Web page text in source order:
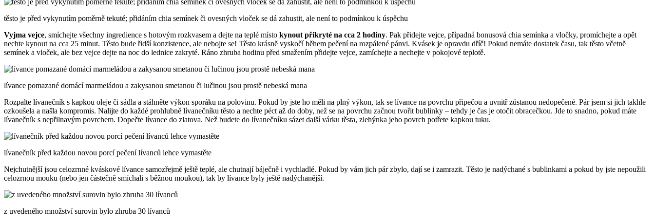
těsto je před vykynutím poměrně tekuté; přidáním chia semínek či ovesných vloček se dá zahustit, ale není to podmínkou k úspěchu
Vyjma vejce, smíchejte všechny ingredience s hotovým rozkvasem a dejte na teplé místo kynout přikryté na cca 2 hodiny. Pak přidejte vejce, případná bonusová chia semínka a vločky, promíchejte a opět
nechte kynout na cca 25 minut. Těsto bude řidší konzistence, ale nebojte se! Těsto krásně vyskočí během pečení na rozpálené pánvi. Kvásek je opravdu dříč! Pokud nemáte dostatek času, tak těsto včetně
semínek a vloček, ale bez vejce dejte na noc do lednice zakryté. Ráno zhruba hodinu před smažením přidejte vejce, zamíchejte a nechejte v pokojové teplotě.
lívance pomazané domácí marmeládou a zakysanou smetanou či lučinou jsou prostě nebeská mana
Rozpalte lívanečník s kapkou oleje či sádla a stáhněte výkon sporáku na polovinu. Pokud by jste ho měli na plný výkon, tak se lívance na povrchu připečou a uvnitř zůstanou nedopečené. Pár jsem si jich takhle
ozkoušela a našla kompromis. Nalijte do každé prohlubně lívanečníku těsto a nechte péct až do doby, než se na povrchu začnou tvořit bublinky – tehdy je čas je otočit obracečkou. Jde to snadno, pokud máte
lívanečník s nepřilnavým povrchem. Dopečte lívance do zlatova. Než budete do lívanečníku sázet další várku těsta, zlehýnka jeho povrch potřete kapkou tuku.
lívanečník před každou novou porcí pečení lívanců lehce vymastěte
Nejchutnější jsou celozrnné kváskové lívance samozřejmě ještě teplé, ale chutnají báječně i vychladlé. Pokud by vám jich pár zbylo, dají se i zamrazit. Těsto je nadýchané s bublinkami a pokud by jste nepoužili
celozrnou mouku (nebo jen částečně smíchali s běžnou moukou), tak by lívance byly ještě nadýchanější.
z uvedeného množství surovin bylo zhruba 30 lívanců